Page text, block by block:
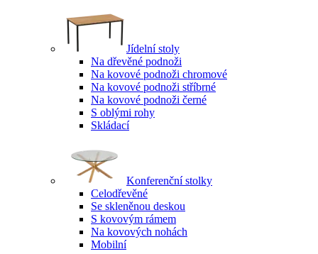
Jídelní stoly
Na dřevěné podnoži
Na kovové podnoži chromové
Na kovové podnoži stříbrné
Na kovové podnoži černé
S oblými rohy
Skládací
Konferenční stolky
Celodřevěné
Se skleněnou deskou
S kovovým rámem
Na kovových nohách
Mobilní